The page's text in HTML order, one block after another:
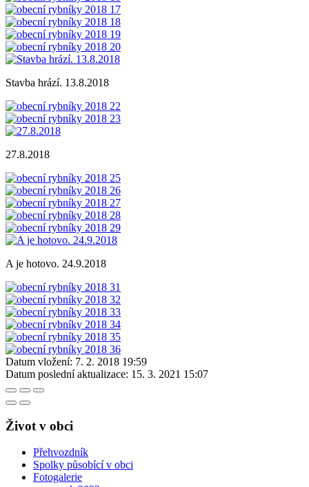
Stavba hrází. 13.8.2018
27.8.2018
A je hotovo. 24.9.2018
Datum vložení: 7. 2. 2018 19:59
Datum poslední aktualizace: 15. 3. 2021 15:07
Život v obci
Přehvozdník
Spolky působící v obci
Fotogalerie